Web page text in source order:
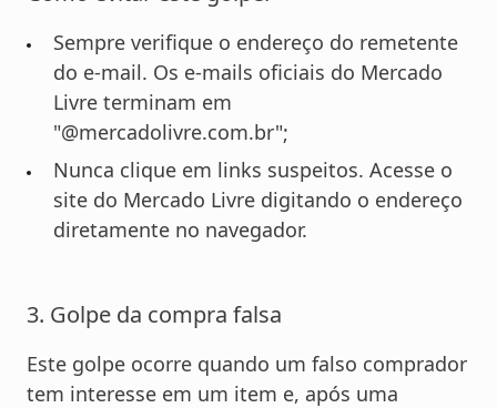
Sempre verifique o endereço do remetente
do e-mail. Os e-mails oficiais do Mercado
Livre terminam em
"@mercadolivre.com.br";
Nunca clique em links suspeitos. Acesse o
site do Mercado Livre digitando o endereço
diretamente no navegador.
3. Golpe da compra falsa
Este golpe ocorre quando um falso comprador
tem interesse em um item e, após uma